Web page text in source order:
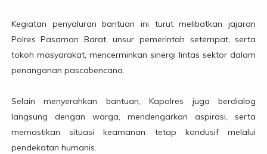
Kegiatan penyaluran bantuan ini turut melibatkan jajaran
Polres Pasaman Barat, unsur pemerintah setempat, serta
tokoh masyarakat, mencerminkan sinergi lintas sektor dalam
penanganan pascabencana.
Selain menyerahkan bantuan, Kapolres juga berdialog
langsung dengan warga, mendengarkan aspirasi, serta
memastikan situasi keamanan tetap kondusif melalui
pendekatan humanis.